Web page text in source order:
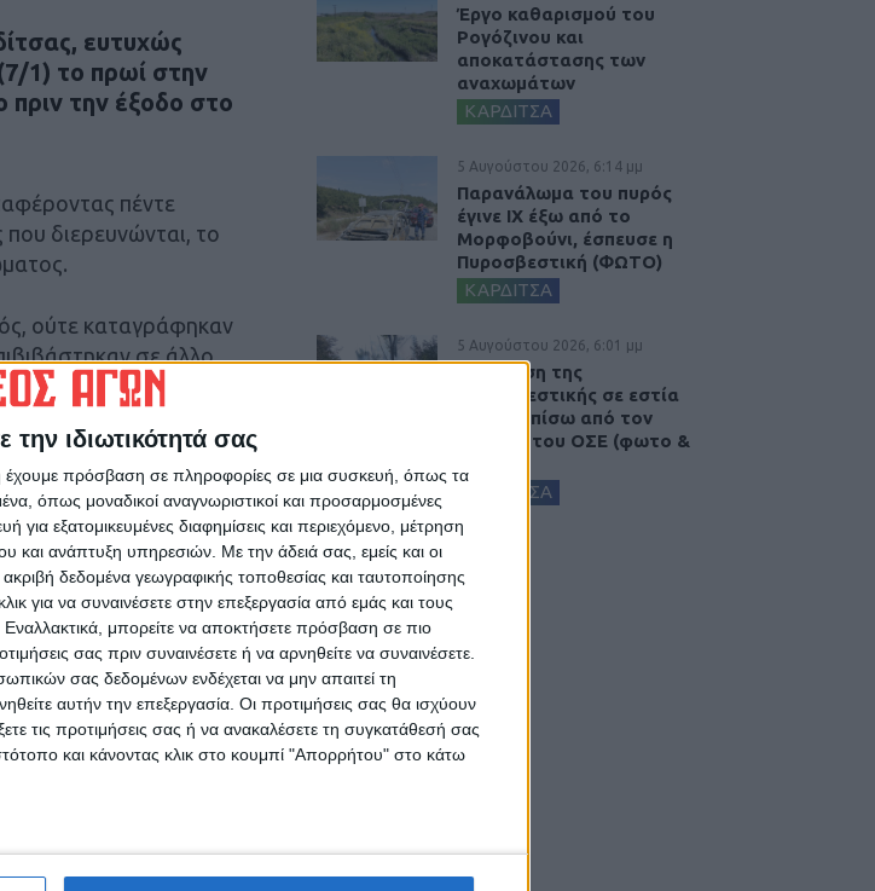
την ιδιωτικότητά σας
έχουμε πρόσβαση σε πληροφορίες σε μια συσκευή, όπως τα
όπως μοναδικοί αναγνωριστικοί και προσαρμοσμένες
εξατομικευμένες διαφημίσεις και περιεχόμενο, μέτρηση
και ανάπτυξη υπηρεσιών. Με την άδειά σας, εμείς και οι
δεδομένα γεωγραφικής τοποθεσίας και ταυτοποίησης
για να συναινέσετε στην επεξεργασία από εμάς και τους
μπορείτε να αποκτήσετε πρόσβαση σε πιο
σας πριν συναινέσετε ή να αρνηθείτε να συναινέσετε.
σας δεδομένων ενδέχεται να μην απαιτεί τη
αυτήν την επεξεργασία. Οι προτιμήσεις σας θα ισχύουν
τις προτιμήσεις σας ή να ανακαλέσετε τη συγκατάθεσή σας
και κάνοντας κλικ στο κουμπί "Απορρήτου" στο κάτω
ευτυχώς
1) το πρωί στην
την έξοδο στο
πέντε
διερευνώνται, το
ούτε καταγράφηκαν
σε άλλο
News!
της Θεσσαλίας
ΕΠΟΜΕΝΟ ΑΡΘΡΟ
στη Λάρισα: «Θυμίζει εποχές
– Τα βίντεο που εξετάζει
η ΕΛ.ΑΣ
Έργο καθαρισμού του
Ρογόζινου και
αποκατάστασης των
αναχωμάτων
ΚΑΡΔΙΤΣΑ
5 Αυγούστου 2026, 6:14 μμ
Παρανάλωμα του πυρός
έγινε ΙΧ έξω από το
Μορφοβούνι, έσπευσε η
Πυροσβεστική (ΦΩΤΟ)
ΚΑΡΔΙΤΣΑ
5 Αυγούστου 2026, 6:01 μμ
Επέμβαση της
Πυροσβεστικής σε εστία
φωτιάς πίσω από τον
σταθμό του ΟΣΕ (φωτο &
ΚΑΡΔΙΤΣΑ